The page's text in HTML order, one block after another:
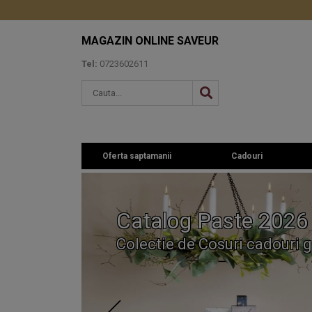
MAGAZIN ONLINE SAVEUR
Tel: 0723602611
Oferta saptamanii Cadouri
Catalog Paste 2026
Colectie de Cosuri cadouri